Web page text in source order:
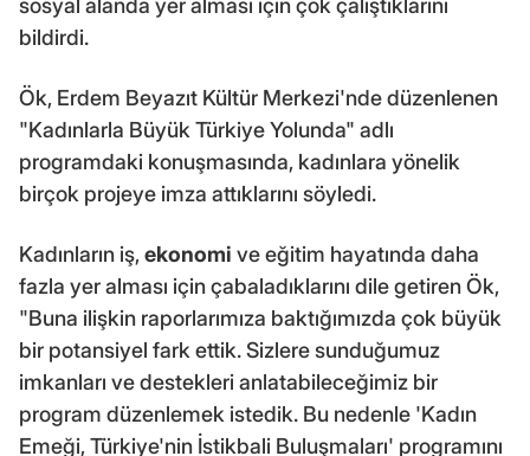
sosyal alanda yer alması için çok çalıştıklarını
bildirdi.
Ök, Erdem Beyazıt Kültür Merkezi'nde düzenlenen
"Kadınlarla Büyük Türkiye Yolunda" adlı
programdaki konuşmasında, kadınlara yönelik
birçok projeye imza attıklarını söyledi.
Kadınların iş,ekonomi ve eğitim hayatında daha
fazla yer alması için çabaladıklarını dile getiren Ök,
"Buna ilişkin raporlarımıza baktığımızda çok büyük
bir potansiyel fark ettik. Sizlere sunduğumuz
imkanları ve destekleri anlatabileceğimiz bir
program düzenlemek istedik. Bu nedenle 'Kadın
Emeği, Türkiye'nin İstikbali Buluşmaları' programını